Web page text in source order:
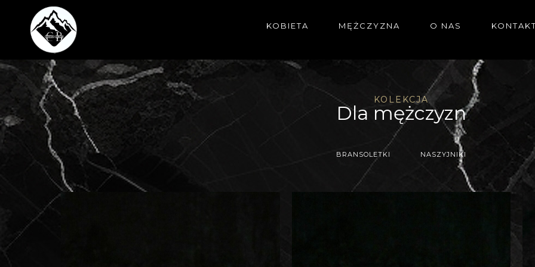
Przejdź
treści
KOBIETA MĘŻCZYZNA O NAS
KOLEKCJA
Dla mężczyzn
BRANSOLETKI NASZYJNIKI